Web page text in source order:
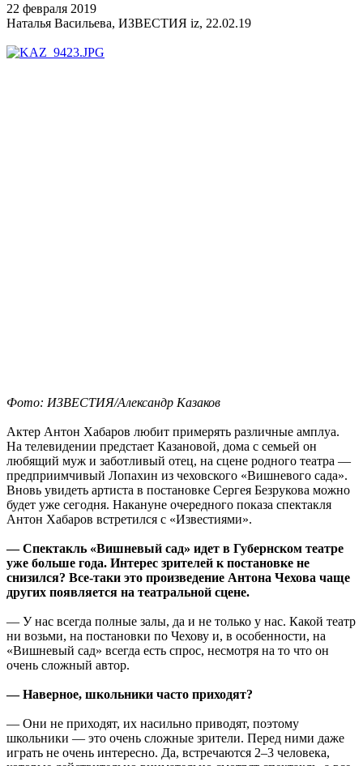
22 февраля 2019
Наталья Васильева, ИЗВЕСТИЯ iz, 22.02.19
Фото: ИЗВЕСТИЯ/Александр Казаков
Актер Антон Хабаров любит примерять различные амплуа.
На телевидении предстает Казановой, дома с семьей он
любящий муж и заботливый отец, на сцене родного театра —
предприимчивый Лопахин из чеховского «Вишневого сада».
Вновь увидеть артиста в постановке Сергея Безрукова можно
будет уже сегодня. Накануне очередного показа спектакля
Антон Хабаров встретился с «Известиями».
— Спектакль «Вишневый сад» идет в Губернском театре
уже больше года. Интерес зрителей к постановке не
снизился? Все-таки это произведение Антона Чехова чаще
других появляется на театральной сцене.
— У нас всегда полные залы, да и не только у нас. Какой театр
ни возьми, на постановки по Чехову и, в особенности, на
«Вишневый сад» всегда есть спрос, несмотря на то что он
очень сложный автор.
— Наверное, школьники часто приходят?
— Они не приходят, их насильно приводят, поэтому
школьники — это очень сложные зрители. Перед ними даже
играть не очень интересно. Да, встречаются 2–3 человека,